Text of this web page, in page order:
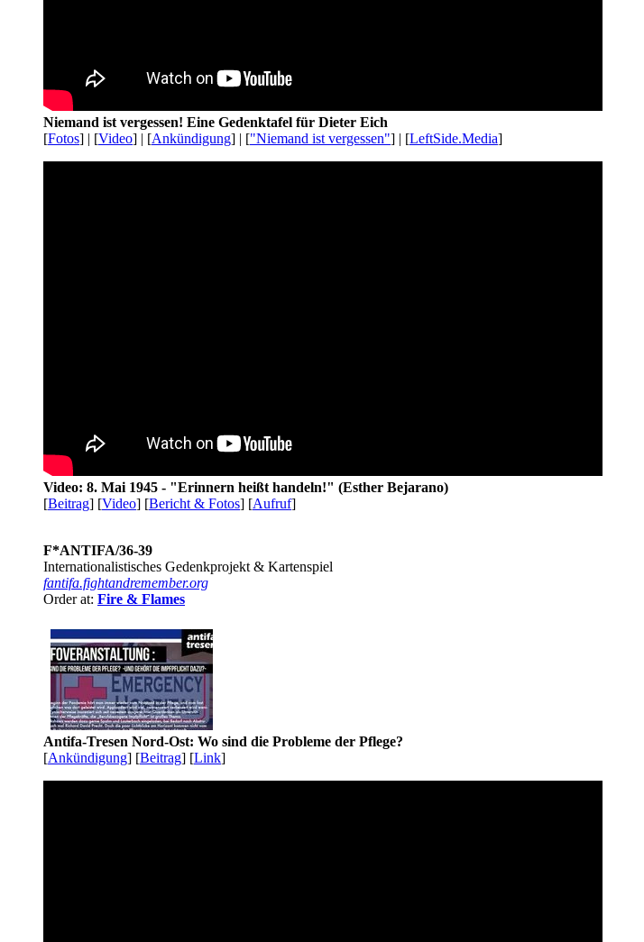
Niemand ist vergessen! Eine Gedenktafel für Dieter Eich
[Fotos] | [Video] | [Ankündigung] | ["Niemand ist vergessen"] | [LeftSide.Media]
Video: 8. Mai 1945 - "Erinnern heißt handeln!" (Esther Bejarano)
[Beitrag] [Video] [Bericht & Fotos] [Aufruf]
F*ANTIFA/36-39
Internationalistisches Gedenkprojekt & Kartenspiel
fantifa.fightandremember.org
Order at: Fire & Flames
Antifa-Tresen Nord-Ost: Wo sind die Probleme der Pflege?
[Ankündigung] [Beitrag] [Link]